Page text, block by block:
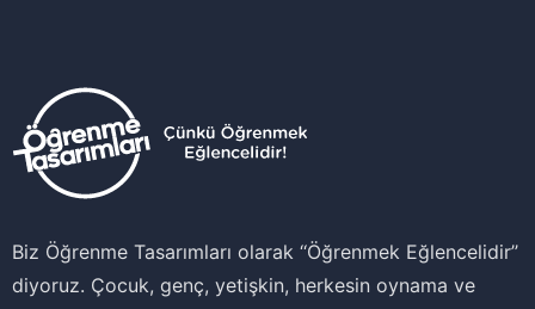
Biz Öğrenme Tasarımları olarak ‘‘Öğrenmek Eğlencelidir’’
diyoruz. Çocuk, genç, yetişkin, herkesin oynama ve